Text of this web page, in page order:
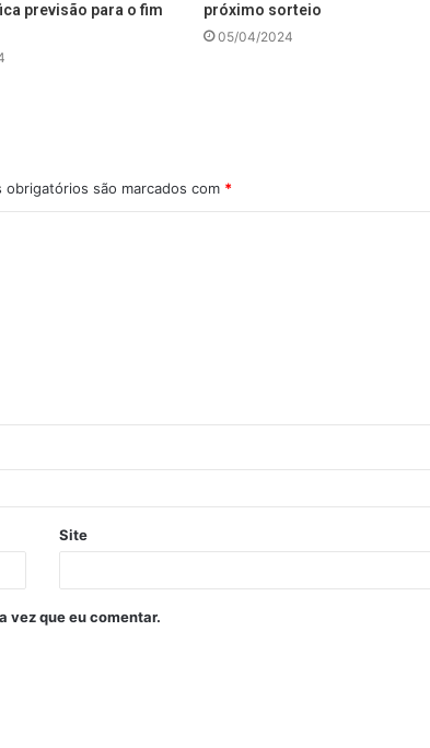
previsão para o fim
próximo sorteio
05/04/2024
obrigatórios são marcados com *
Site
vez que eu comentar.